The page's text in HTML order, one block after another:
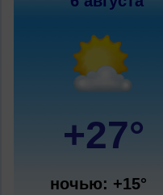
+27°
ночью: +15°